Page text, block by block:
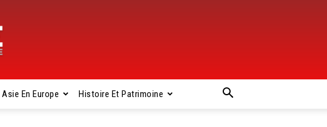
Asie En Europe Histoire Et Patrimoine